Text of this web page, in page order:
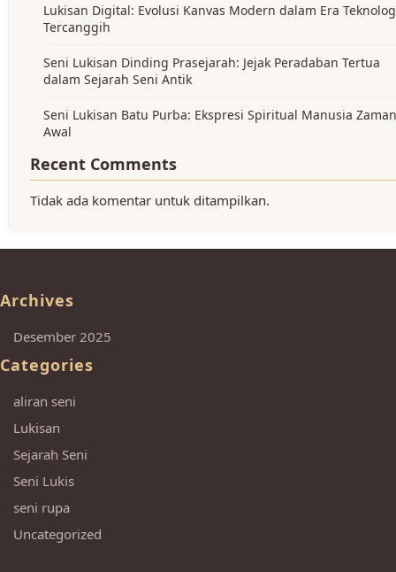
Lukisan Digital: Evolusi Kanvas Modern dalam Era
Tercanggih
Seni Lukisan Dinding Prasejarah: Jejak Peradaban Tertua
dalam Sejarah Seni Antik
Seni Lukisan Batu Purba: Ekspresi Spiritual Manusia Zaman
Awal
Recent Comments
Tidak ada komentar untuk ditampilkan.
Archives
Desember 2025
Categories
aliran seni
Lukisan
Sejarah Seni
Seni Lukis
seni rupa
Uncategorized